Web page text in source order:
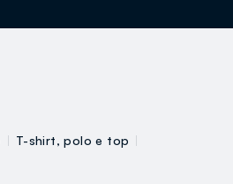
T-shirt, polo e top